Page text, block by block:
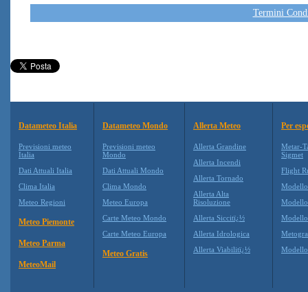
Termini
Datameteo Italia
Previsioni meteo
Italia
Dati Attuali Italia
Clima Italia
Meteo Regioni
Meteo Piemonte
Meteo Parma
MeteoMail
Datameteo Mondo
Previsioni meteo
Mondo
Dati Attuali Mondo
Clima Mondo
Meteo Europa
Carte Meteo Mondo
Carte Meteo Europa
Meteo Gratis
Allerta Meteo
Allerta Grandine
Allerta Incendi
Allerta Tornado
Allerta Alta
Risoluzione
Allerta Siccitï¿½
Allerta Idrologica
Allerta Viabilitï¿½
Per
Metar-
Sigmet
Flight
Modello